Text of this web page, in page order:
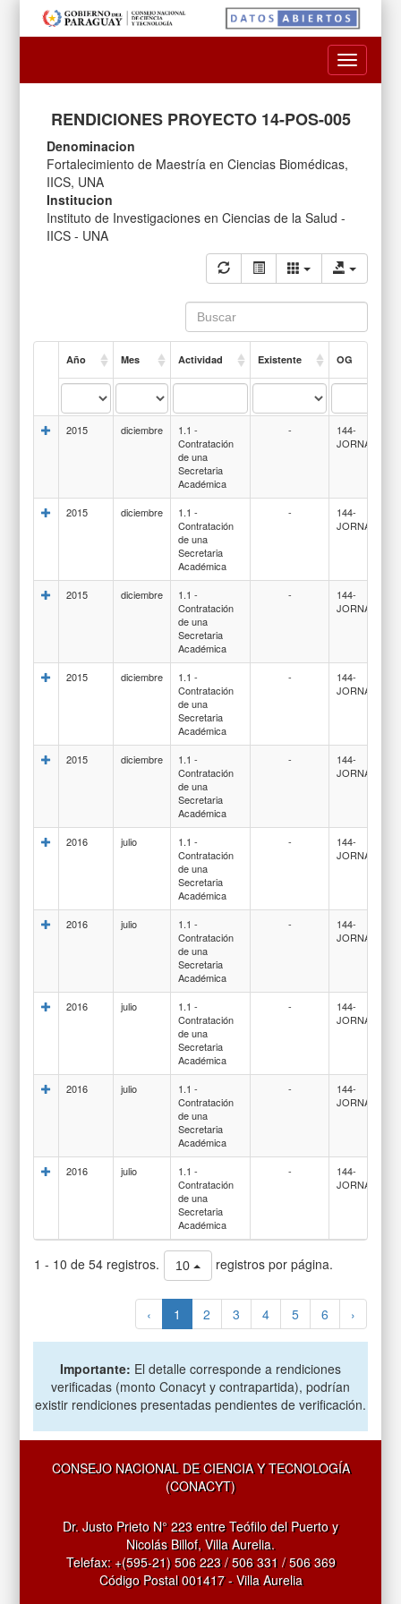
Toggle
RENDICIONES PROYECTO 14-POS-005
Denominacion
Fortalecimiento de Maestría en Ciencias Biomédicas,
IICS, UNA
Institucion
Instituto de Investigaciones en Ciencias de la Salud -
IICS - UNA
Año Mes Actividad Existente OG
2015 diciembre
1.1 -
Contratación
de una
Secretaria
Académica
-
144-
JORNALES
2015 diciembre
1.1 -
Contratación
de una
Secretaria
Académica
-
144-
JORNALES
2015 diciembre
1.1 -
Contratación
de una
Secretaria
Académica
-
144-
JORNALES
2015 diciembre
1.1 -
Contratación
de una
Secretaria
Académica
-
144-
JORNALES
2015 diciembre
1.1 -
Contratación
de una
Secretaria
Académica
-
144-
JORNALES
2016 julio
1.1 -
Contratación
de una
Secretaria
Académica
-
144-
JORNALES
2016 julio
1.1 -
Contratación
de una
Secretaria
Académica
-
144-
JORNALES
2016 julio
1.1 -
Contratación
de una
Secretaria
Académica
-
144-
JORNALES
2016 julio
1.1 -
Contratación
de una
Secretaria
Académica
-
144-
JORNALES
2016 julio
1.1 -
Contratación
de una
Secretaria
Académica
-
144-
JORNALES
1 - 10 de 54 registros. 10 registros por página.
‹ 1 2 3 4 5 6 ›
Importante: El detalle corresponde a rendiciones
verificadas (monto Conacyt y contrapartida), podrían
existir rendiciones presentadas pendientes de verificación.
CONSEJO NACIONAL DE CIENCIA Y TECNOLOGÍA
(CONACYT)
Dr. Justo Prieto N° 223 entre Teófilo del Puerto y
Nicolás Billof, Villa Aurelia.
Telefax: +(595-21) 506 223 / 506 331 / 506 369
Código Postal 001417 - Villa Aurelia